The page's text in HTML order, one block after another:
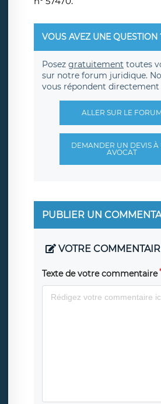
VOUS AVEZ UNE QUESTION
Posez gratuitement toutes
sur notre forum juridique.
vous répondent directement
ALLER SUR LE FORUM
DEMANDER UN DEVIS À
AVOCAT
PUBLIER UN
VOTRE
Texte de votre commentaire